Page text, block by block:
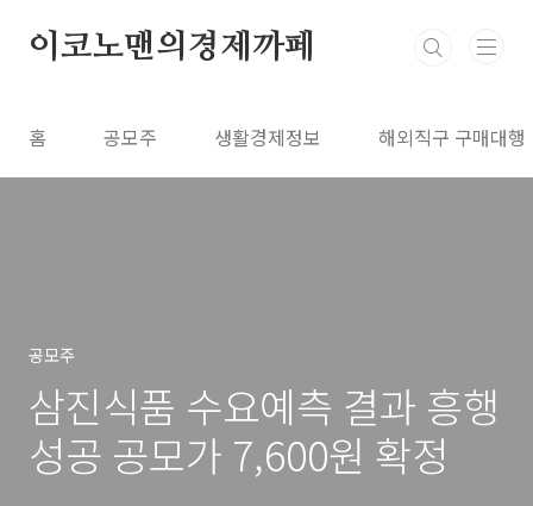
이코노맨의경제까페
홈 공모주 생활경제정보 해외직구 구매대행
공모주
삼진식품 수요예측 결과 흥행
성공 공모가 7,600원 확정